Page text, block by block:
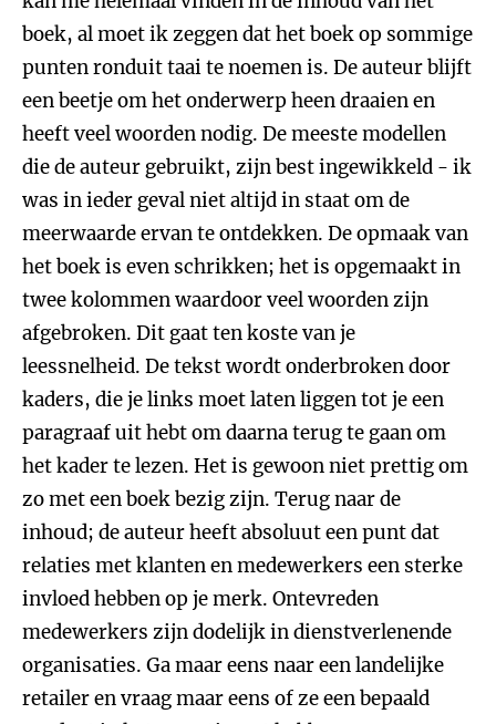
boek, al moet ik zeggen dat het boek op sommige
punten ronduit taai te noemen is. De auteur blijft
een beetje om het onderwerp heen draaien en
heeft veel woorden nodig. De meeste modellen
die de auteur gebruikt, zijn best ingewikkeld - ik
was in ieder geval niet altijd in staat om de
meerwaarde ervan te ontdekken. De opmaak van
het boek is even schrikken; het is opgemaakt in
twee kolommen waardoor veel woorden zijn
afgebroken. Dit gaat ten koste van je
leessnelheid. De tekst wordt onderbroken door
kaders, die je links moet laten liggen tot je een
paragraaf uit hebt om daarna terug te gaan om
het kader te lezen. Het is gewoon niet prettig om
zo met een boek bezig zijn. Terug naar de
inhoud; de auteur heeft absoluut een punt dat
relaties met klanten en medewerkers een sterke
invloed hebben op je merk. Ontevreden
medewerkers zijn dodelijk in dienstverlenende
organisaties. Ga maar eens naar een landelijke
retailer en vraag maar eens of ze een bepaald